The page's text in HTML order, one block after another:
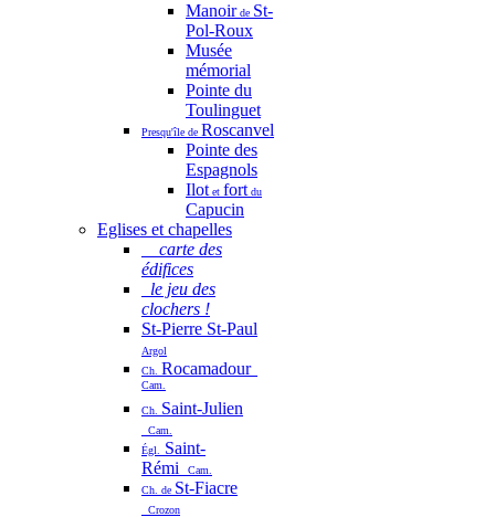
Manoirde St-
Pol-Roux
Musée
mémorial
Pointe du
Toulinguet
Presqu'île de Roscanvel
Pointe des
Espagnols
Ilot et fort du
Capucin
Eglises et chapelles
carte des
édifices
le jeu des
clochers !
St-Pierre St-Paul
Argol
Ch. Rocamadour
Cam.
Ch. Saint-Julien
Cam.
Égl.
Saint-
Rémi
Cam.
Ch. de St-Fiacre
Crozon